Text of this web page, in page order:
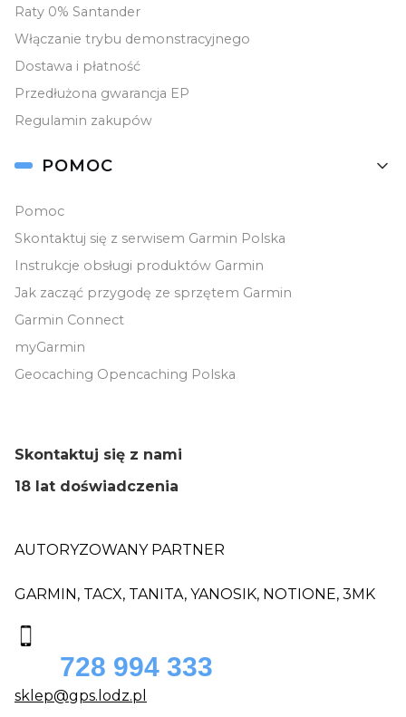
OBSŁUGA PIENIĘDZY
OUTLET
Raty 0% Santander
Włączanie trybu demonstracyjnego
Dostawa i płatność
Przedłużona gwarancja EP
Regulamin zakupów
POMOC
Pomoc
Skontaktuj się z serwisem Garmin Polska
Instrukcje obsługi produktów Garmin
Jak zacząć przygodę ze sprzętem Garmin
Garmin Connect
myGarmin
Geocaching Opencaching Polska
Skontaktuj się z nami
18 lat doświadczenia
AUTORYZOWANY PARTNER
GARMIN, TACX, TANITA, YANOSIK, NOTIONE, 3MK
728 994 333
sklep@gps.lodz.pl